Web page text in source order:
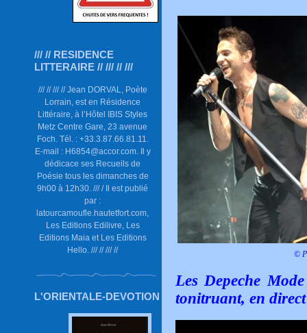
/// // RESIDENCE
LITTERAIRE // /// // ///
/// // /// // Jean DORVAL, Poète
Lorrain, est en Résidence
Littéraire, à l’Hôtel IBIS Styles
Metz Centre Gare, 23 avenue
Foch. Tél. : +33.3.87.66.81.11.
E-mail : H6854@accor.com. Il y
dédicace ses Recueils de
Poésie tous les dimanches de
9h00 à 12h30. /// / Il est publié
par :
latourcamoufle.hautetfort.com,
Les Editions Edilivre, Les
Editions Maia et Les Editions
Hello. /// // /// //
L'ORIENTALE-DEVOTION
©
Les Depeche
tonitruant, en